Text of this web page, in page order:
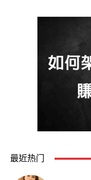
最近热门